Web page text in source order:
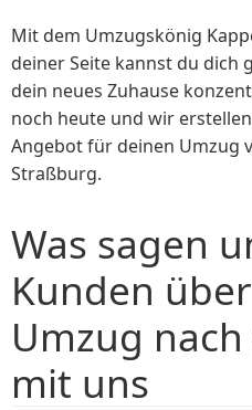
Mit dem Umzugskönig
deiner Seite kannst du dich
dein neues Zuhause
noch heute und wir
Angebot für deinen Umzug
Straßburg.
Was sagen
Kunden
Umzug
mit uns